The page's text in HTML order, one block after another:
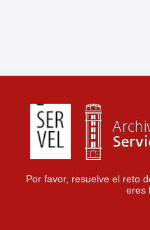
Por favor, resuelve el reto
eres